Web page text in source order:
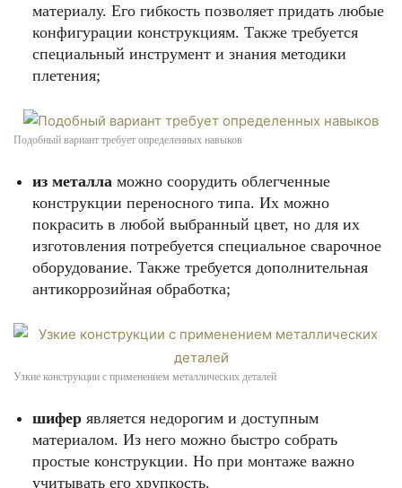
материалу. Его гибкость позволяет придать любые
конфигурации конструкциям. Также требуется
специальный инструмент и знания методики
плетения;
Подобный вариант требует определенных навыков
из металла можно соорудить облегченные
конструкции переносного типа. Их можно
покрасить в любой выбранный цвет, но для их
изготовления потребуется специальное сварочное
оборудование. Также требуется дополнительная
антикоррозийная обработка;
Узкие конструкции с применением металлических деталей
шифер является недорогим и доступным
материалом. Из него можно быстро собрать
простые конструкции. Но при монтаже важно
учитывать его хрупкость.